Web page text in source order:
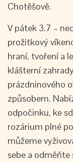
Chotěšově.
V pátek 3.7 –
prožitkový
hraní, tvoření a
klášterní
prázdninového
způsobem.
odpočinku, ke
rozárium plné
můžeme
sebe a